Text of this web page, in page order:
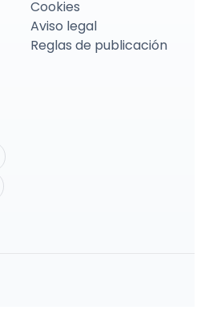
Cookies
Aviso legal
Reglas de publicación